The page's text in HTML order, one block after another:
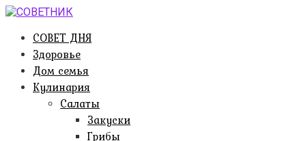
Перейти
контентуСОВЕТ ДНЯ
Здоровье
Дом семья
Кулинария
Салаты
Закуски
Грибы